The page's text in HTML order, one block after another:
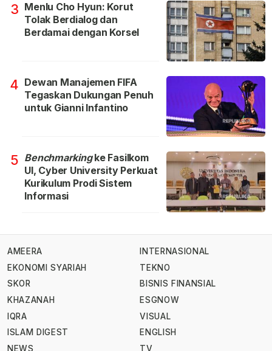
3 Menlu Cho Hyun: Korut
Tolak Berdialog dan
Berdamai dengan Korsel
4 Dewan Manajemen FIFA
Tegaskan Dukungan Penuh
untuk Gianni Infantino
5 Benchmarkingke Fasilkom
UI, Cyber University Perkuat
Kurikulum Prodi Sistem
Informasi
AMEERA
EKONOMI SYARIAH
SKOR
KHAZANAH
IQRA
ISLAM DIGEST
NEWS
INTERNASIONAL
TEKNO
BISNIS FINANSIAL
ESGNOW
VISUAL
ENGLISH
TV